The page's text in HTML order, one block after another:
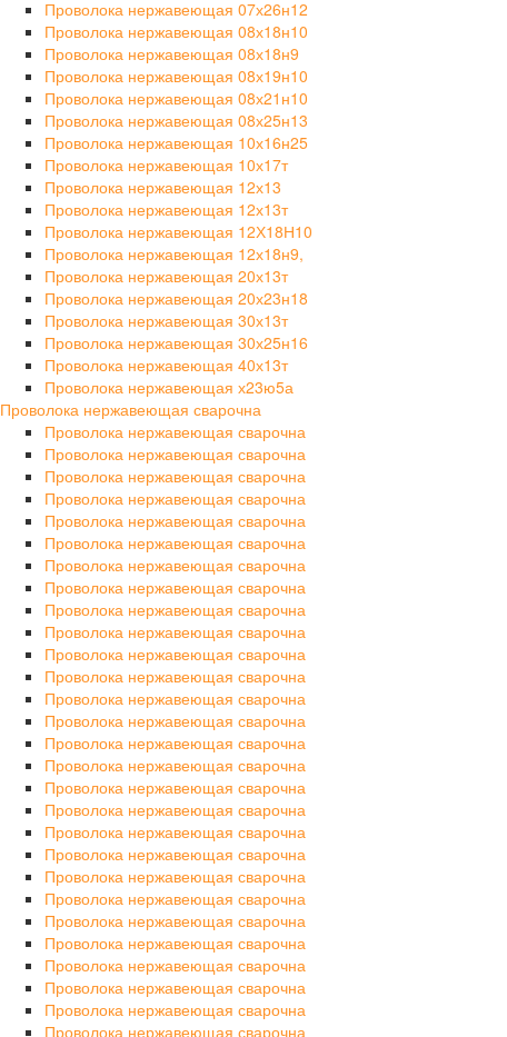
Проволока нержавеющая 07х26н12
Проволока нержавеющая 08х18н10
Проволока нержавеющая 08х18н9
Проволока нержавеющая 08х19н10
Проволока нержавеющая 08х21н10
Проволока нержавеющая 08х25н13
Проволока нержавеющая 10х16н25
Проволока нержавеющая 10х17т
Проволока нержавеющая 12х13
Проволока нержавеющая 12х13т
Проволока нержавеющая 12Х18Н10
Проволока нержавеющая 12х18н9,
Проволока нержавеющая 20х13т
Проволока нержавеющая 20х23н18
Проволока нержавеющая 30х13т
Проволока нержавеющая 30х25н16
Проволока нержавеющая 40х13т
Проволока нержавеющая х23ю5а
Проволока нержавеющая сварочна
Проволока нержавеющая сварочна
Проволока нержавеющая сварочна
Проволока нержавеющая сварочна
Проволока нержавеющая сварочна
Проволока нержавеющая сварочна
Проволока нержавеющая сварочна
Проволока нержавеющая сварочна
Проволока нержавеющая сварочна
Проволока нержавеющая сварочна
Проволока нержавеющая сварочна
Проволока нержавеющая сварочна
Проволока нержавеющая сварочна
Проволока нержавеющая сварочна
Проволока нержавеющая сварочна
Проволока нержавеющая сварочна
Проволока нержавеющая сварочна
Проволока нержавеющая сварочна
Проволока нержавеющая сварочна
Проволока нержавеющая сварочна
Проволока нержавеющая сварочна
Проволока нержавеющая сварочна
Проволока нержавеющая сварочна
Проволока нержавеющая сварочна
Проволока нержавеющая сварочна
Проволока нержавеющая сварочна
Проволока нержавеющая сварочна
Проволока нержавеющая сварочна
Проволока нержавеющая сварочна